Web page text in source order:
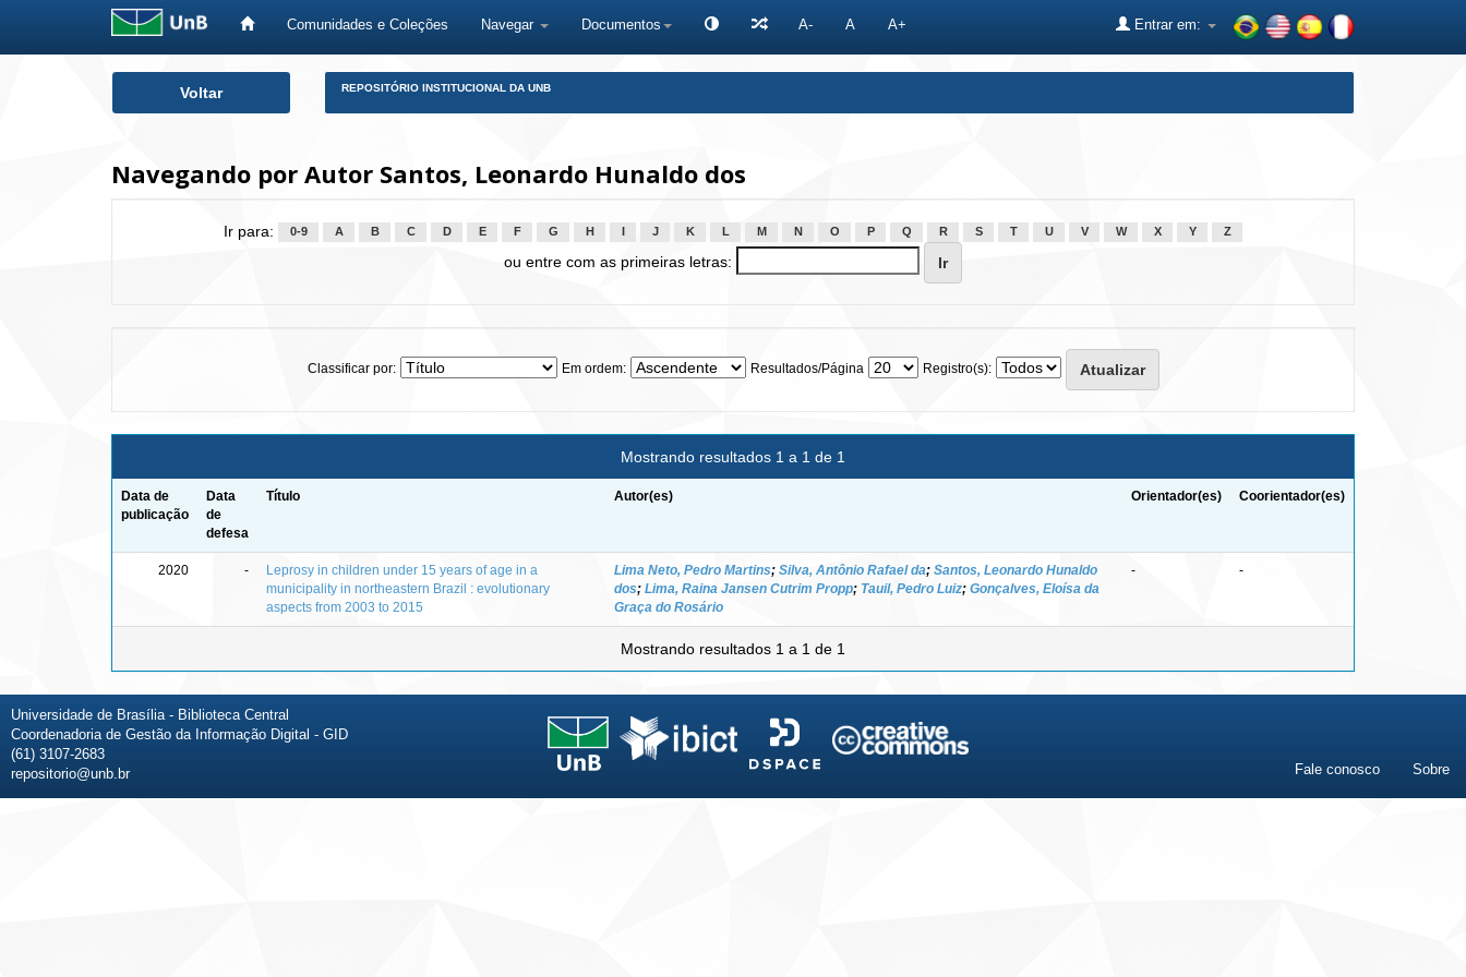
Comunidades e Coleções Navegar Documentos A- A A+ Entrar em:
Voltar REPOSITÓRIO INSTITUCIONAL DA UNB
Navegando por Autor Santos, Leonardo Hunaldo dos
Ir para: 0-9 A B C D E F G H J K L M N O P Q R S T U V W X Y Z
ou entre com as primeiras letras:
Classificar por: Em ordem: Resultados/Página Registro(s):
Mostrando resultados 1 a 1 de 1
Data de
publicação
Data
de
defesa
Título Autor(es) Orientador(es) Coorientador(es)
2020 -
Leprosy in children under 15 years of age in a
municipality in northeastern Brazil : evolutionary
aspects from 2003 to 2015
Lima Neto, Pedro Martins; Silva, Antônio Rafael da; Santos, Leonardo Hunaldo
dos; Lima, Raina Jansen Cutrim Propp; Tauil, Pedro Luiz; Gonçalves, Eloísa da
Graça do Rosário
- -
Mostrando resultados 1 a 1 de 1
Universidade de Brasília - Biblioteca Central
Coordenadoria de Gestão da Informação Digital - GID
(61) 3107-2683
repositorio@unb.br
Fale conosco Sobre